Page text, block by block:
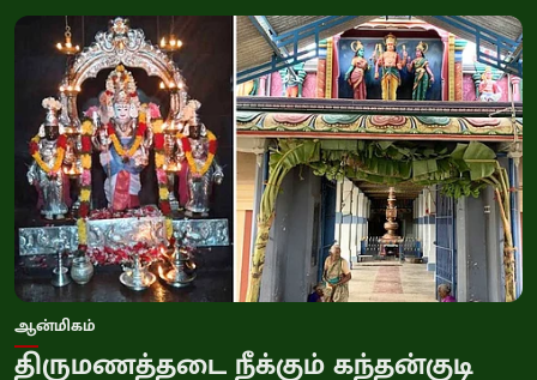
ஆன்மிகம்
திருமணத்தடை நீக்கும் கந்தன்குடி